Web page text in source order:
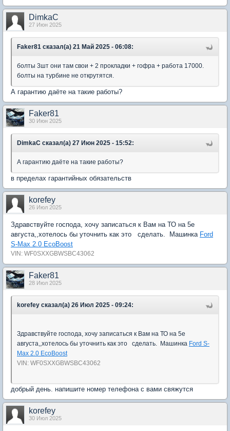
DimkaC
27 Июн 2025
Faker81 сказал(а) 21 Май 2025 - 06:08:
болты 3шт они там свои + 2 прокладки + гофра + работа 17000.
болты на турбине не открутятся.
А гарантию даёте на такие работы?
Faker81
30 Июн 2025
DimkaC сказал(а) 27 Июн 2025 - 15:52:
А гарантию даёте на такие работы?
в пределах гарантийных обязательств
korefey
26 Июл 2025
Здравствуйте господа, хочу записаться к Вам на ТО на 5е
августа,,хотелось бы уточнить как это сделать. Машинка Ford
S-Max 2.0 EcoBoost
VIN: WF0SXXGBWSBC43062
Faker81
28 Июл 2025
korefey сказал(а) 26 Июл 2025 - 09:24:
Здравствуйте господа, хочу записаться к Вам на ТО на 5е
августа,,хотелось бы уточнить как это сделать. Машинка Ford S-
Max 2.0 EcoBoost
VIN: WF0SXXGBWSBC43062
добрый день. напишите номер телефона с вами свяжутся
korefey
30 Июл 2025